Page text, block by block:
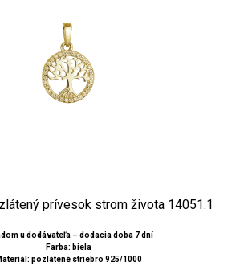
prívesok strom života 14051.1
u dodávateľa – dodacia doba 7 dní
Farba: biela
pozlátené striebro 925/1000